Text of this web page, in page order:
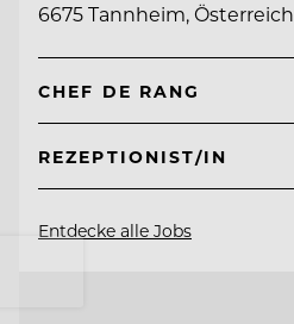
6675 Tannheim, Österreich
CHEF DE RANG
REZEPTIONIST/IN
Entdecke alle Jobs